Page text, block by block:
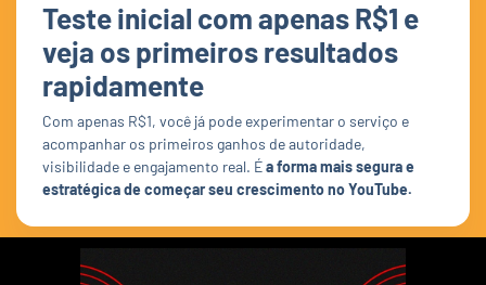
Teste inicial com apenas R$1 e
veja os primeiros resultados
rapidamente
Com apenas R$1, você já pode experimentar o serviço e
acompanhar os primeiros ganhos de autoridade,
visibilidade e engajamento real. Éa forma mais segura e
estratégica de começar seu crescimento no YouTube.